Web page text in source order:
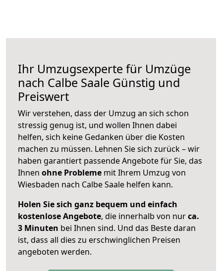
Ihr Umzugsexperte für Umzüge
nach Calbe Saale Günstig und
Preiswert
Wir verstehen, dass der Umzug an sich schon
stressig genug ist, und wollen Ihnen dabei
helfen, sich keine Gedanken über die Kosten
machen zu müssen. Lehnen Sie sich zurück – wir
haben garantiert passende Angebote für Sie, das
Ihnen ohne Probleme mit Ihrem Umzug von
Wiesbaden nach Calbe Saale helfen kann.
Holen Sie sich ganz bequem und einfach
kostenlose Angebote, die innerhalb von nurca.
3 Minuten bei Ihnen sind. Und das Beste daran
ist, dass all dies zu erschwinglichen Preisen
angeboten werden.